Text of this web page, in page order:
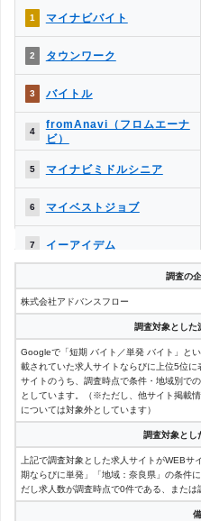
1 マイナビバイト
2 タウンワーク
3 バイトル
4
fromAnavi（フロムエーナ
ビ）
5 マイナビミドルシニア
6 マイベストジョブ
7 イーアイデム
10 ユメックスネット
11 エンゲージ
13 クリエイトバイト
調査の
株式会社アドバンスフロー
調査対象とした
Googleで「短期 バイト／単発 バイト」と
載されていた求人サイトならびに上位5位
サイトのうち、調査時点で条件・地域別で
としています。（※ただし、他サイト掲載
については対象外としています）
調査対象とし
上記で調査対象とした求人サイトがWEB
期ならびに単発」「地域：奈良県」の条件
だし求人数が調査時点で0件である、または